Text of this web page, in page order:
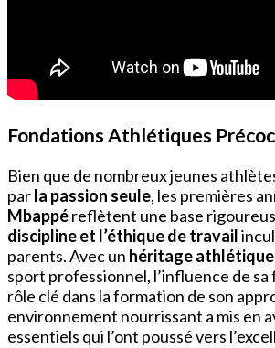
Fondations Athlétiques
Bien que de nombreux jeunes
parla passion seule, les premières
Mbappéreflètent une base
discipline et l’éthique de travail
parents. Avec un héritage athlétique
sport professionnel, l’influence de sa
rôle clé dans la formation de son
environnement nourrissant a mis en
essentiels qui l’ont poussé vers